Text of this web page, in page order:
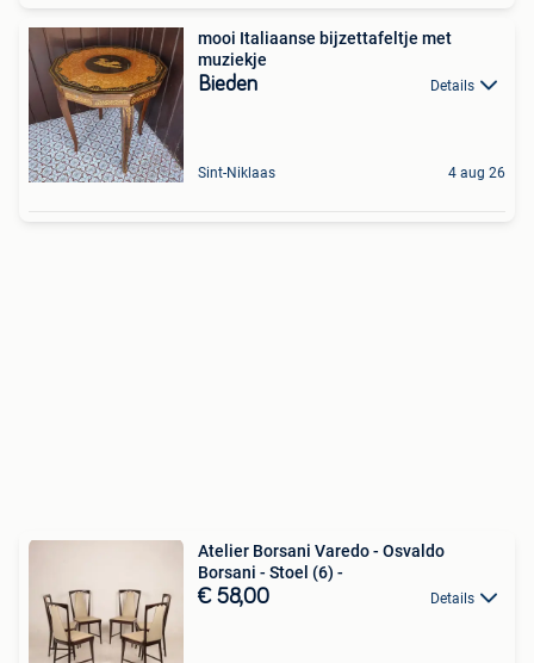
mooi Italiaanse bijzettafeltje met
muziekje
Bieden Details
Sint-Niklaas 4 aug 26
Atelier Borsani Varedo - Osvaldo
Borsani - Stoel (6) -
€ 58,00 Details